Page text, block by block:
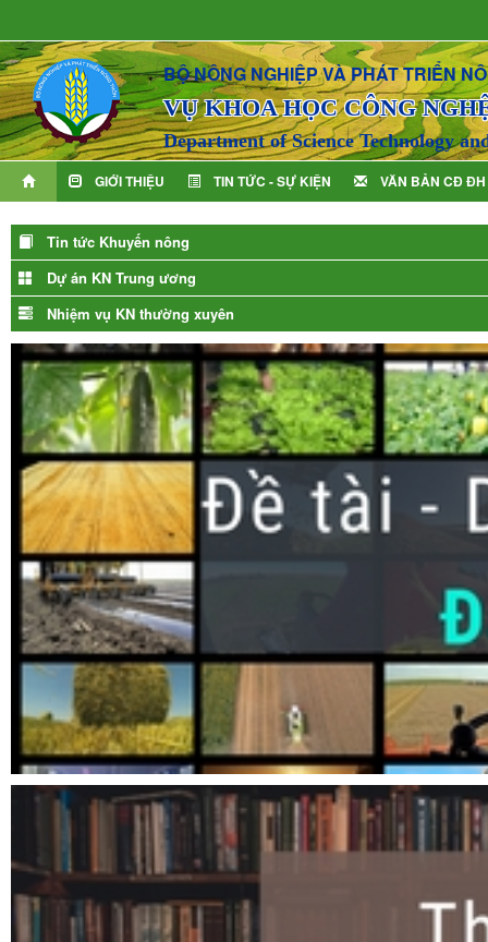
BỘ NÔNG NGHIỆP VÀ PHÁT TRIỂN
VỤ KHOA HỌC CÔNG
Department of Science Technology
GIỚI THIỆU TIN TỨC - SỰ KIỆN VĂN BẢN CĐ ĐH
Tin tức Khuyến nông
Dự án KN Trung ương
Nhiệm vụ KN thường xuyên